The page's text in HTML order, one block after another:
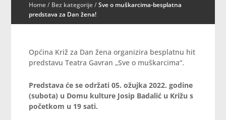
Home/ Bez kategorije/Sve o muškarcima-besplatna
predstava za Dan žena!
Općina Križ za Dan žena organizira besplatnu hit
predstavu Teatra Gavran „Sve o muškarcima“.
Predstava će se održati 05. ožujka 2022. godine
(subota) u Domu kulture Josip Badalić u Križu s
početkom u 19 sati.